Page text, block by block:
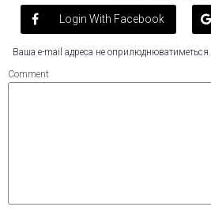
Login With Facebook
Ваша e-mail адреса не оприлюднюватиметься.
Comment